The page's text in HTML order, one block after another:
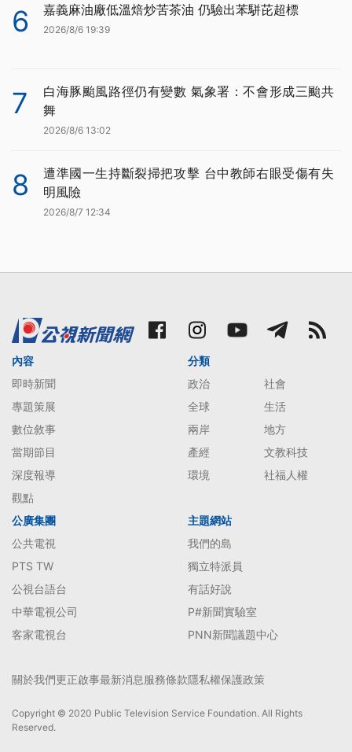
6 嘉義麻油廠低溫焙炒苦茶油 仍驗出苯駢芘超標
2026/8/6 19:39
7
白海豚颱風路徑仍有變數 氣象署：不會形成三颱共
舞
2026/8/6 13:02
8
遭準國一生持斷裂掃把攻擊 台中教師右眼受傷有失
明風險
2026/8/7 12:34
內容
即時新聞
專題策展
數位敘事
當期節目
深度報導
觀點
分類
政治
社會
全球
生活
兩岸
地方
產經
文教科技
環境
社福人權
公廣集團
公共電視
PTS TW
公視台語台
中華電視公司
客家電視台
主題網站
我們的島
獨立特派員
有話好說
P#新聞實驗室
PNN新聞議題中心
關於我們更正啟事最新消息服務條款隱私權保護政策
Copyright © 2020 Public Television Service Foundation. All Rights
Reserved.